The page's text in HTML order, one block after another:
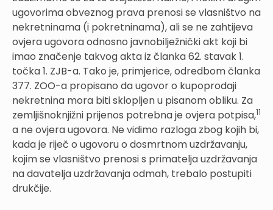
ugovorima obveznog prava prenosi se vlasništvo na
nekretninama (i pokretninama), ali se ne zahtijeva
ovjera ugovora odnosno javnobilježnički akt koji bi
imao značenje takvog akta iz članka 62. stavak 1.
točka 1. ZJB-a. Tako je, primjerice, odredbom članka
377. ZOO-a propisano da ugovor o kupoprodaji
nekretnina mora biti sklopljen u pisanom obliku. Za
zemljišnoknjižni prijenos potrebna je ovjera potpisa,11
a ne ovjera ugovora. Ne vidimo razloga zbog kojih bi,
kada je riječ o ugovoru o dosmrtnom uzdržavanju,
kojim se vlasništvo prenosi s primatelja uzdržavanja
na davatelja uzdržavanja odmah, trebalo postupiti
drukčije.